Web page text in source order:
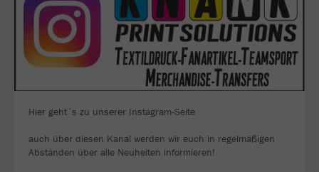
Hier geht´s zu unserer Instagram-Seite
auch über diesen Kanal werden wir euch in regelmäßigen
Abständen über alle Neuheiten informieren!